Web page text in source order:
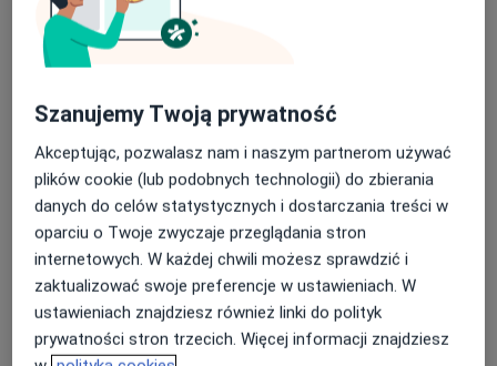
Konsultacja ortopedyczna
Od 350 zł
Umów
Konsultacja lekarza sportowego
Od 320 zł
Szczegółykonsultacja lekarza sportowego
Umów
+ 21 usług
Szanujemy Twoją prywatność
Akceptując, pozwalasz nam i naszym partnerom używać
plików cookie (lub podobnych technologii) do zbierania
danych do celów statystycznych i dostarczania treści w
oparciu o Twoje zwyczaje przeglądania stron
internetowych. W każdej chwili możesz sprawdzić i
zaktualizować swoje preferencje w ustawieniach. W
ustawieniach znajdziesz również linki do polityk
prywatności stron trzecich. Więcej informacji znajdziesz